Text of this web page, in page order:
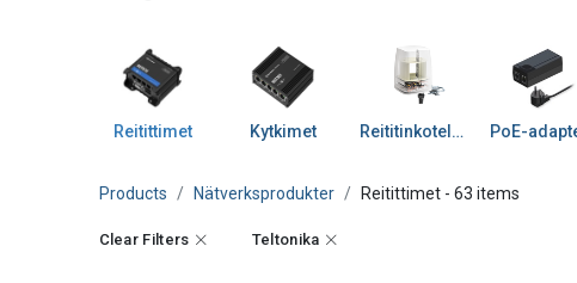
Reitittimet Kytkimet Reititinkotelot ja tarv
Products Nätverksprodukter Reitittimet- 63 items
Clear Filters Teltonika